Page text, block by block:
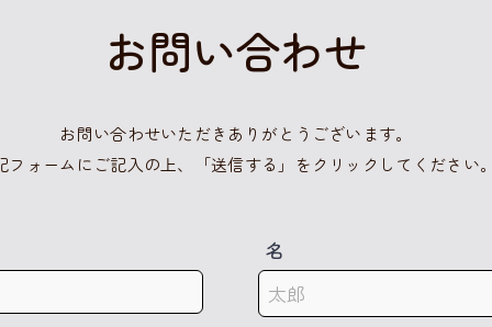
​お問い合わせ
お問い合わせいただきありがとうございます。
フォームにご記入の上、「送信する」をクリックしてください
名